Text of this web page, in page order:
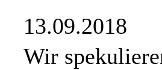
13.09.2018
Wir